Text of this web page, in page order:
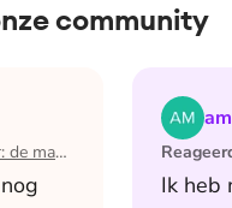
community
Blog Bianca | December: de maand waarin ik mijn man verloor
de maand waarin
Ik heb
Lees